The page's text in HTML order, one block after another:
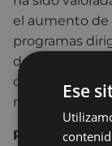
el aumento de
programas
de planes de
obtención del
realizados
Retos y
Ese